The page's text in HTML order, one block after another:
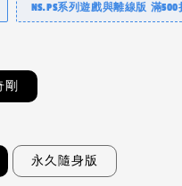
NS.PS系列遊戲與離線版 滿500
剛
永久隨身版